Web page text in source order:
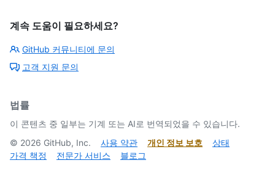
계속 도움이 필요하세요?
GitHub 커뮤니티에 문의
고객 지원 문의
법률
이 콘텐츠 중 일부는 기계 또는 AI로 번역되었을 수 있습니다.
© 2026 GitHub, Inc. 사용 약관 개인 정보 보호
상태
가격 책정
전문가 서비스 블로그